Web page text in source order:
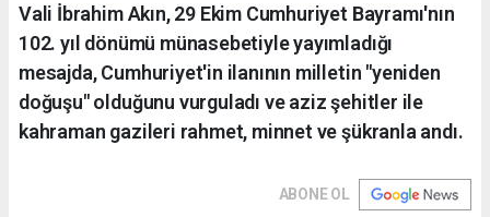
Vali İbrahim Akın, 29 Ekim Cumhuriyet Bayramı'nın
102. yıl dönümü münasebetiyle yayımladığı
mesajda, Cumhuriyet'in ilanının milletin "yeniden
doğuşu" olduğunu vurguladı ve aziz şehitler ile
kahraman gazileri rahmet, minnet ve şükranla andı.
ABONE OL